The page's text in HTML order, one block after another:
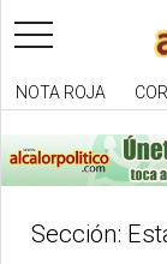
toggle
navigation
NOTA ROJA
Sección: